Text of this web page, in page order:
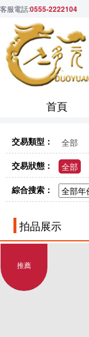
客服電話:0555-2222104
首頁
交易類型： 全部
交易狀態：
全部
綜合搜索：
拍品展示
推薦